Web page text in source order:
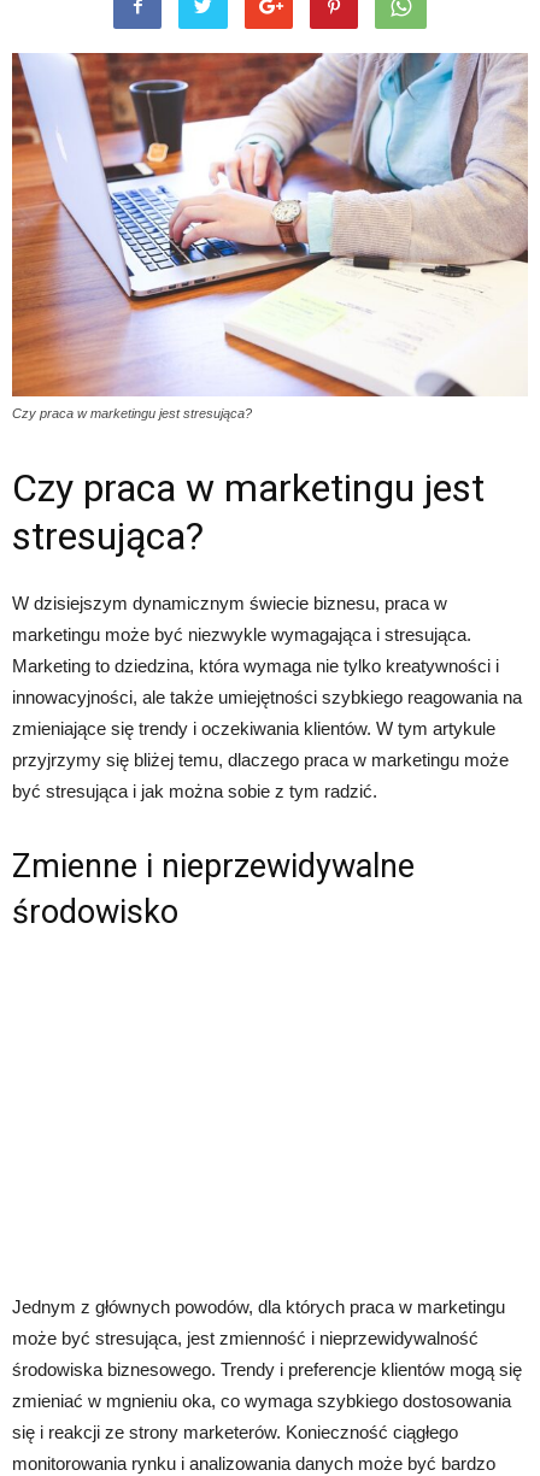
Czy praca w marketingu jest stresująca?
Czy praca w marketingu jest
stresująca?
W dzisiejszym dynamicznym świecie biznesu, praca w
marketingu może być niezwykle wymagająca i stresująca.
Marketing to dziedzina, która wymaga nie tylko kreatywności i
innowacyjności, ale także umiejętności szybkiego reagowania na
zmieniające się trendy i oczekiwania klientów. W tym artykule
przyjrzymy się bliżej temu, dlaczego praca w marketingu może
być stresująca i jak można sobie z tym radzić.
Zmienne i nieprzewidywalne
środowisko
Jednym z głównych powodów, dla których praca w marketingu
może być stresująca, jest zmienność i nieprzewidywalność
środowiska biznesowego. Trendy i preferencje klientów mogą się
zmieniać w mgnieniu oka, co wymaga szybkiego dostosowania
się i reakcji ze strony marketerów. Konieczność ciągłego
monitorowania rynku i analizowania danych może być bardzo